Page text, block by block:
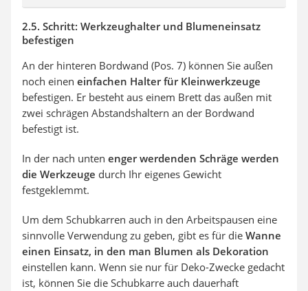
2.5. Schritt: Werkzeughalter und Blumeneinsatz
befestigen
An der hinteren Bordwand (Pos. 7) können Sie außen
noch einen einfachen Halter für Kleinwerkzeuge
befestigen. Er besteht aus einem Brett das außen mit
zwei schrägen Abstandshaltern an der Bordwand
befestigt ist.
In der nach unten enger werdenden Schräge werden
die Werkzeuge durch Ihr eigenes Gewicht
festgeklemmt.
Um dem Schubkarren auch in den Arbeitspausen eine
sinnvolle Verwendung zu geben, gibt es für die Wanne
einen Einsatz, in den man Blumen als Dekoration
einstellen kann. Wenn sie nur für Deko-Zwecke gedacht
ist, können Sie die Schubkarre auch dauerhaft